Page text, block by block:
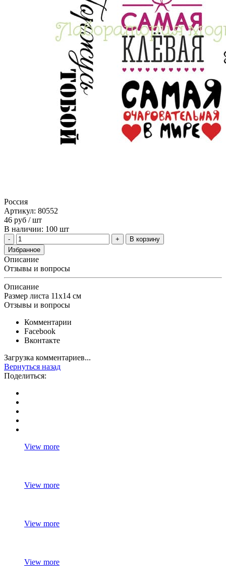
Россия
Артикул: 80552
46 руб / шт
В наличии: 100 шт
В корзину
Избранное
Описание
Отзывы и вопросы
Описание
Размер листа 11х14 см
Отзывы и вопросы
Комментарии
Facebook
Вконтакте
Загрузка комментариев...
Вернуться назад
Поделиться:
View more
View more
View more
View more